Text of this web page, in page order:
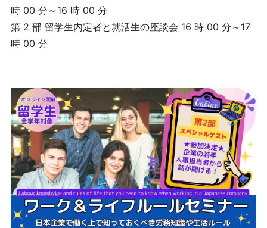
時 00 分～16 時 00 分
第 2 部 留学生内定者と就活生の座談会 16 時 00 分～17
時 00 分